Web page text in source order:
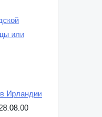
или
Ирландии